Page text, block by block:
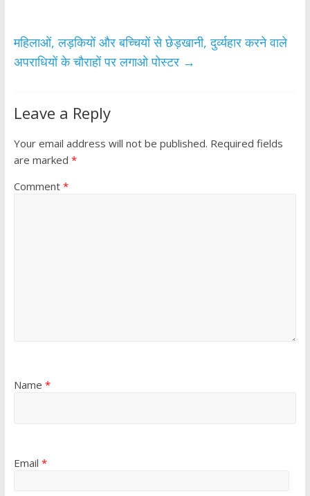
k p
महिलाओं, लड़कियों और बच्चियों से छेड़खानी, दुर्व्यहार करने वाले
अपराधियों के चौराहों पर लगाओ पोस्टर →
Leave a Reply
Your email address will not be published. Required fields
are marked *
Comment *
Name *
Email *